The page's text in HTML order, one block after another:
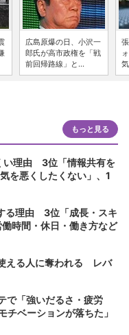
広島原爆の日、小沢一
郎氏が高市政権を「戦
前回帰路線」と...
もっと見る
い理由 3位「情報共有を
を悪くしたくない」、1
る理由 3位「成長・スキ
時間・休日・働き方など
える人に奪われる レバ
で「強いだるさ・疲労
ベーションが落ちた」